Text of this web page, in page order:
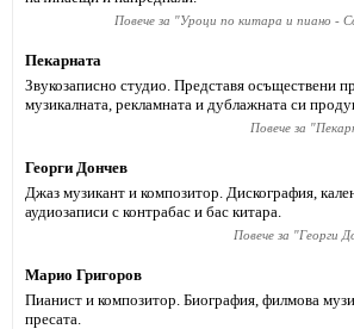
Повече за "Уроци по китара и пиано -
Пекарната
Звукозаписно студио. Представя осъществени
музикалната, рекламната и дублажната си
Повече за "
Георги Дончев
Джаз музикант и композитор. Дискография,
аудиозаписи с контрабас и бас китара.
Повече за "Георги
Марио Григоров
Пианист и композитор. Биография, филмова
пресата.